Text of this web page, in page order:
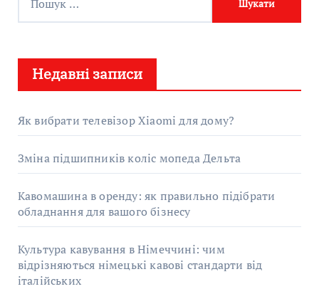
:
Недавні записи
Як вибрати телевізор Xiaomi для дому?
Зміна підшипників коліс мопеда Дельта
Кавомашина в оренду: як правильно підібрати
обладнання для вашого бізнесу
Культура кавування в Німеччині: чим
відрізняються німецькі кавові стандарти від
італійських